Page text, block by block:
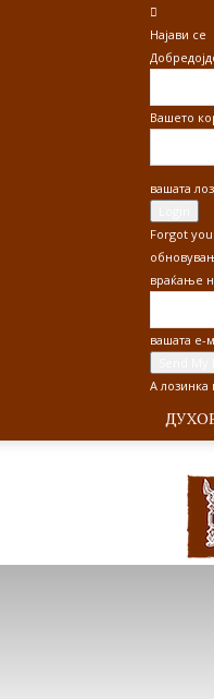
Најави се
Вашето
вашата
Forgot
враќање
вашата е-
А лозинка